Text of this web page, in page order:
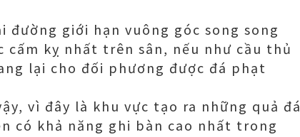
đường giới hạn vuông góc song song
kỵ nhất trên sân, nếu như cầu thủ
lại cho đối phương được đá phạt
vì đây là khu vực tạo ra những quả đá
có khả năng ghi bàn cao nhất trong